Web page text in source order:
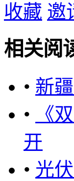
收藏 邀
相关阅
• 新
•
《
开
• 光